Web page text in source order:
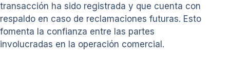
transacción ha sido registrada y que cuenta con
respaldo en caso de reclamaciones futuras. Esto
fomenta la confianza entre las partes
involucradas en la operación comercial.